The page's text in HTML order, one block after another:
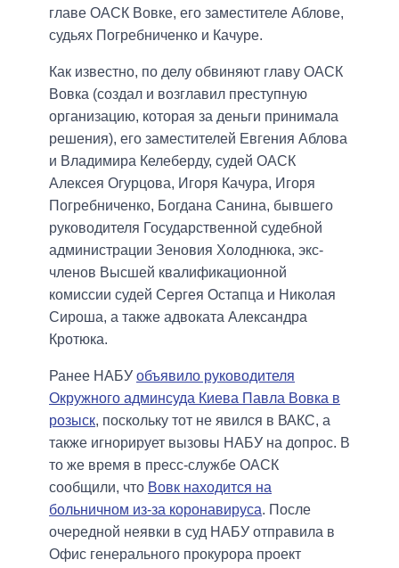
главе ОАСК Вовке, его заместителе Аблове,
судьях Погребниченко и Качуре.
Как известно, по делу обвиняют главу ОАСК
Вовка (создал и возглавил преступную
организацию, которая за деньги принимала
решения), его заместителей Евгения Аблова
и Владимира Келеберду, судей ОАСК
Алексея Огурцова, Игоря Качура, Игоря
Погребниченко, Богдана Санина, бывшего
руководителя Государственной судебной
администрации Зеновия Холоднюка, экс-
членов Высшей квалификационной
комиссии судей Сергея Остапца и Николая
Сироша, а также адвоката Александра
Кротюка.
Ранее НАБУ объявило руководителя
Окружного админсуда Киева Павла Вовка в
розыск, поскольку тот не явился в ВАКС, а
также игнорирует вызовы НАБУ на допрос. В
то же время в пресс-службе ОАСК
сообщили, что Вовк находится на
больничном из-за коронавируса. После
очередной неявки в суд НАБУ отправила в
Офис генерального прокурора проект